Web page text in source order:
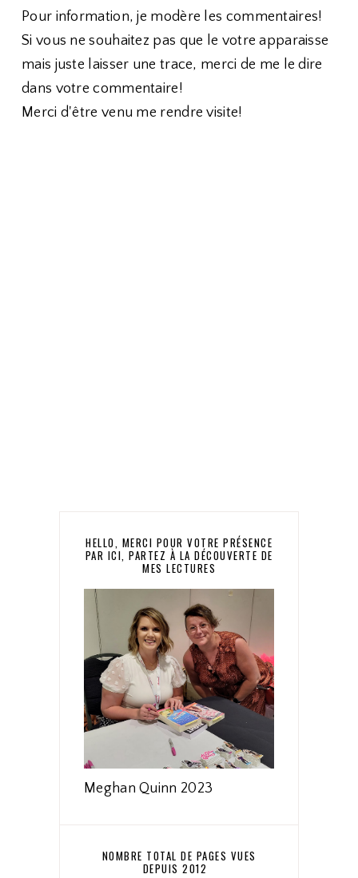
Pour information, je modère les commentaires!
Si vous ne souhaitez pas que le votre apparaisse
mais juste laisser une trace, merci de me le dire
dans votre commentaire!
Merci d'être venu me rendre visite!
HELLO, MERCI POUR VOTRE PRÉSENCE
PAR ICI, PARTEZ À LA DÉCOUVERTE DE
MES LECTURES
Meghan Quinn 2023
NOMBRE TOTAL DE PAGES VUES
DEPUIS 2012